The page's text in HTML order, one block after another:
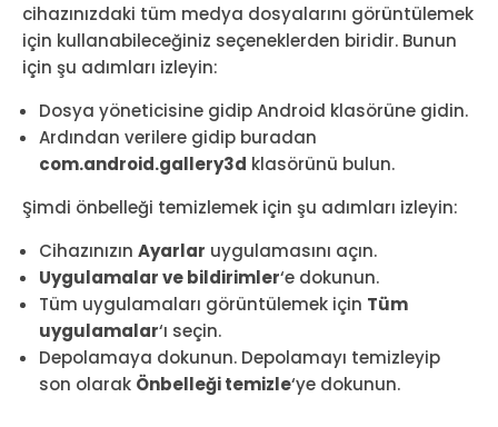
cihazınızdaki tüm medya dosyalarını görüntülemek
için kullanabileceğiniz seçeneklerden biridir. Bunun
için şu adımları izleyin:
Dosya yöneticisine gidip Android klasörüne gidin.
Ardından verilere gidip buradan
com.android.gallery3d klasörünü bulun.
Şimdi önbelleği temizlemek için şu adımları izleyin:
Cihazınızın Ayarlar uygulamasını açın.
Uygulamalar ve bildirimler‘e dokunun.
Tüm uygulamaları görüntülemek için Tüm
uygulamalar‘ı seçin.
Depolamaya dokunun. Depolamayı temizleyip
son olarak Önbelleği temizle‘ye dokunun.